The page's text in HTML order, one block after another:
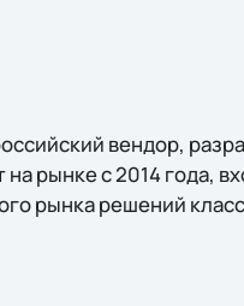
вендор,
на рынке с 2014 года,
рынка решений